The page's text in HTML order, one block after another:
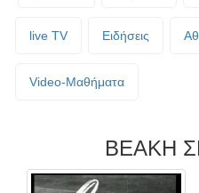
live TV Ειδήσεις
Video-Mαθήματα
ΒΕΑΚΗ